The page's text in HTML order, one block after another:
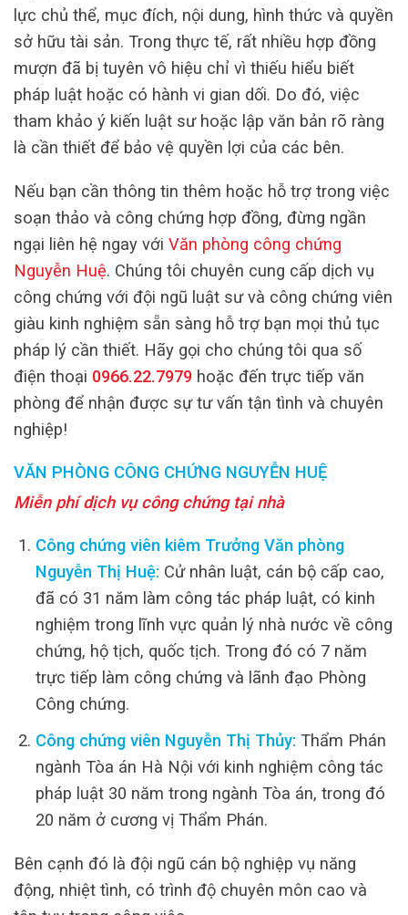
lực chủ thể, mục đích, nội dung, hình thức và quyền
sở hữu tài sản. Trong thực tế, rất nhiều hợp đồng
mượn đã bị tuyên vô hiệu chỉ vì thiếu hiểu biết
pháp luật hoặc có hành vi gian dối. Do đó, việc
tham khảo ý kiến luật sư hoặc lập văn bản rõ ràng
là cần thiết để bảo vệ quyền lợi của các bên.
Nếu bạn cần thông tin thêm hoặc hỗ trợ trong việc
soạn thảo và công chứng hợp đồng, đừng ngần
ngại liên hệ ngay với Văn phòng công chứng
Nguyễn Huệ. Chúng tôi chuyên cung cấp dịch vụ
công chứng với đội ngũ luật sư và công chứng viên
giàu kinh nghiệm sẵn sàng hỗ trợ bạn mọi thủ tục
pháp lý cần thiết. Hãy gọi cho chúng tôi qua số
điện thoại 0966.22.7979 hoặc đến trực tiếp văn
phòng để nhận được sự tư vấn tận tình và chuyên
nghiệp!
VĂN PHÒNG CÔNG CHỨNG NGUYỄN HUỆ
Miễn phí dịch vụ công chứng tại nhà
Công chứng viên kiêm Trưởng Văn phòng
Nguyễn Thị Huệ: Cử nhân luật, cán bộ cấp cao,
đã có 31 năm làm công tác pháp luật, có kinh
nghiệm trong lĩnh vực quản lý nhà nước về công
chứng, hộ tịch, quốc tịch. Trong đó có 7 năm
trực tiếp làm công chứng và lãnh đạo Phòng
Công chứng.
Công chứng viên Nguyễn Thị Thủy: Thẩm Phán
ngành Tòa án Hà Nội với kinh nghiệm công tác
pháp luật 30 năm trong ngành Tòa án, trong đó
20 năm ở cương vị Thẩm Phán.
Bên cạnh đó là đội ngũ cán bộ nghiệp vụ năng
động, nhiệt tình, có trình độ chuyên môn cao và